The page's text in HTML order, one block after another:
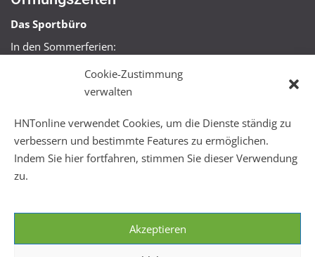
Cookie-Zustimmung
verwalten
HNTonline verwendet Cookies, um die Dienste ständig zu
verbessern und bestimmte Features zu ermöglichen.
Indem Sie hier fortfahren, stimmen Sie dieser Verwendung
zu.
Akzeptieren
Das Sportbüro
In den Sommerferien:
Mo + Mi 16:00 – 18:00 Uhr
Mo – Fr 08:00 – 22:00 Uhr
Sa + So 10:00 – 18:00 Uhr